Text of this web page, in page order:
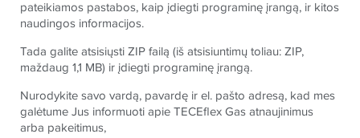
pateikiamos pastabos, kaip įdiegti programinę įrangą, ir kitos
naudingos informacijos.
Tada galite atsisiųsti ZIP failą (iš atsisiuntimų toliau: ZIP,
maždaug 1,1 MB) ir įdiegti programinę įrangą.
Nurodykite savo vardą, pavardę ir el. pašto adresą, kad mes
galėtume Jus informuoti apieTECEflex Gas atnaujinimus
arba pakeitimus,